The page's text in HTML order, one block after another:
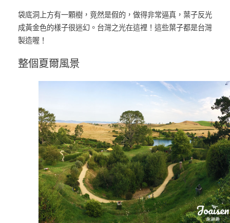
袋底洞上方有一顆樹，竟然是假的，做得非常逼真，葉子反光
成黃金色的樣子很迷幻。台灣之光在這裡！這些葉子都是台灣
製造喔！
整個夏爾風景